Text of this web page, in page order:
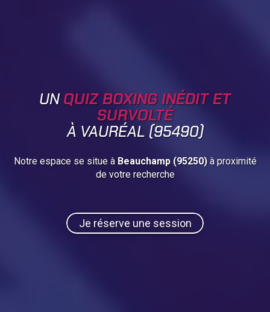
UNQUIZ BOXING INÉDIT ET
SURVOLTÉ
À VAURÉAL (95490)
Notre espace se situe à Beauchamp (95250)à proximité
de votre recherche
Je réserve une session